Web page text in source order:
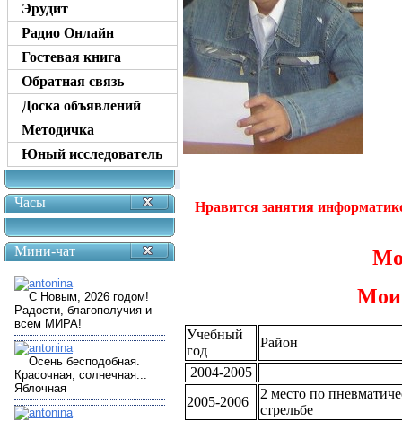
Эрудит
Радио Онлайн
Гостевая книга
Обратная связь
Доска объявлений
Методичка
Юный исследователь
Часы
Мини-чат
Нравится занятия
Мои
Учебный
год
Район
2004-2005
2005-2006
2 место по
стрельбе